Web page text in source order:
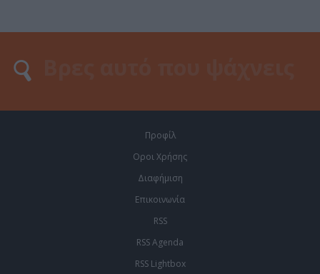
Προφίλ
Οροι Χρήσης
Διαφήμιση
Επικοινωνία
RSS
RSS Agenda
RSS Lightbox